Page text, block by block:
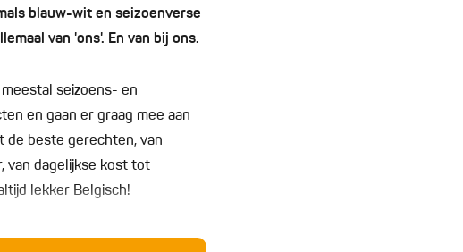
blauw-wit en seizoenverse
van 'ons'. En van bij ons.
seizoens- en
en gaan er graag mee aan
de beste gerechten, van
van dagelijkse kost tot
lekker Belgisch!
mooie recepten uit het